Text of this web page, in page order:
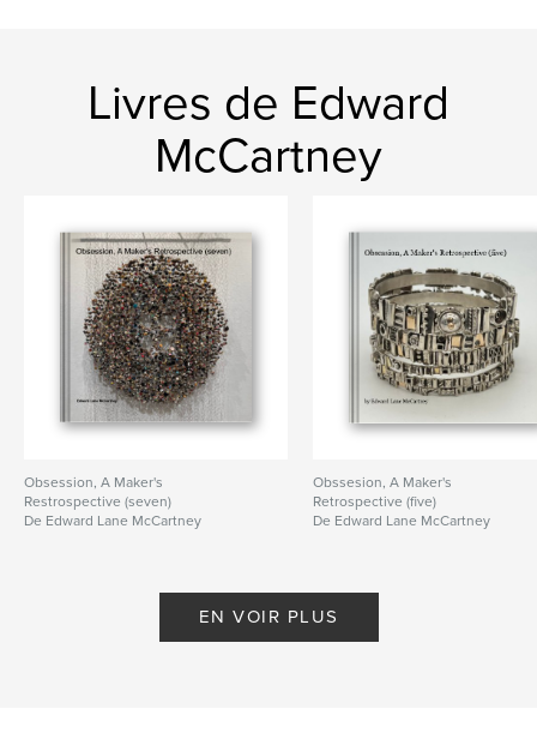
Livres de Edward
McCartney
Obsession, A Maker's
Restrospective (seven)
De Edward Lane McCartney
Obssesion, A Maker's
Retrospective (five)
De Edward Lane McCartney
EN VOIR PLUS